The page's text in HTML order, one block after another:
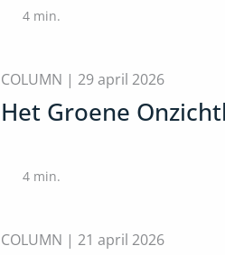
4min.
COLUMN | 29 april 2026
Het Groene
4min.
COLUMN | 21 april 2026